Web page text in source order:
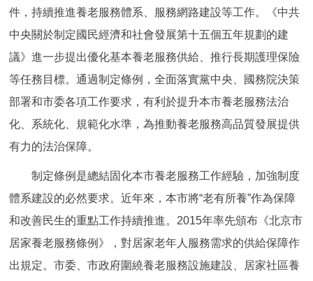
參與調查 線上訪談 圖説互動
走進北京
北京概況 十六區概覽 人文北京
綠色北京
ENGLISH 한국어 日本語
DEUTSCH FRANÇAIS РУССКИЙ ЯЗЫК
件，持續推進養老服務體系、服務網路建設等工作。《中共
中央關於制定國民經濟和社會發展第十五個五年規劃的建
議》進一步提出優化基本養老服務供給、推行長期護理保險
等任務目標。通過制定條例，全面落實黨中央、國務院決策
部署和市委各項工作要求，有利於提升本市養老服務法治
化、系統化、規範化水準，為推動養老服務高品質發展提供
有力的法治保障。
制定條例是總結固化本市養老服務工作經驗，加強制度
體系建設的必然要求。近年來，本市將“老有所養”作為保障
和改善民生的重點工作持續推進。2015年率先頒布《北京市
居家養老服務條例》，對居家老年人服務需求的供給保障作
出規定。市委、市政府圍繞養老服務設施建設、居家社區養